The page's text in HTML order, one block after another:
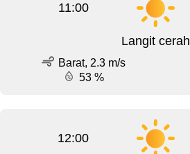
11:00
Langit cerah
Barat, 2.3 m/s
53 %
12:00